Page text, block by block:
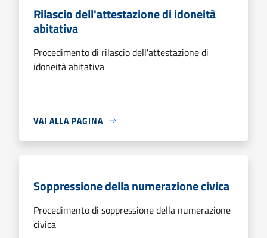
Rilascio dell'attestazione di idoneità
abitativa
Procedimento di rilascio dell'attestazione di
idoneità abitativa
VAI ALLA PAGINA
Soppressione della numerazione civica
Procedimento di soppressione della numerazione
civica